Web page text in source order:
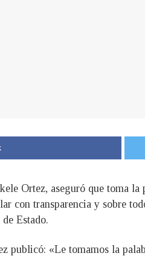
Ortez, aseguró que toma
con transparencia y sobre
Estado.
publicó: «Le tomamos la